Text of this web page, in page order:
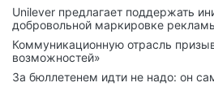
Unilever предлагает поддержать
добровольной маркировке
Коммуникационную отрасль
возможностей»
За бюллетенем идти не надо: он